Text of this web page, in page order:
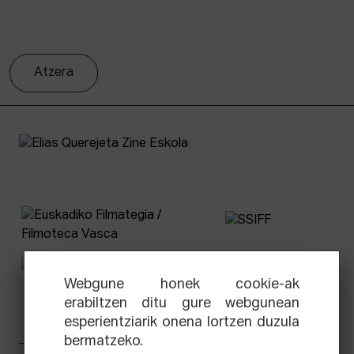
Atzera
Webgune honek cookie-ak
erabiltzen ditu gure webgunean
esperientziarik onena lortzen duzula
bermatzeko.